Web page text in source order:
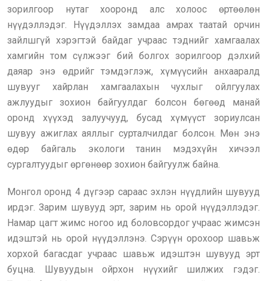
зорилгоор нутаг хооронд алс холоос өртөөлөн
нүүдэллэдэг. Нүүдэллэх замдаа амрах таатай орчин
зайлшгүй хэрэгтэй байдаг учраас тэднийг хамгаалах
хамгийн том сүлжээг бий болгох зорилгоор дэлхий
даяар энэ өдрийг тэмдэглэж, хүмүүсийн анхааралд
шувууг хайрлан хамгаалахын чухлыг ойлгуулах
ажлуудыг зохион байгуулдаг болсон бөгөөд манай
оронд хүүхэд залуучууд, бусад хүмүүст зориулсан
шувуу ажиглах аяллыг сурталчилдаг болсон. Мөн энэ
өдөр байгаль экологи танин мэдэхүйн хичээл
сургалтуудыг өргөнөөр зохион байгуулж байна.
Монгол оронд 4 дүгээр сараас эхлэн нүүдлийн шувууд
ирдэг. Зарим шувууд эрт, зарим нь орой нүүдэллэдэг.
Намар цагт жимс ногоо ид боловсордог учраас жимсэн
идэштэй нь орой нүүдэллэнэ. Сэрүүн орохоор шавьж
хорхой багасдаг учраас шавьж идэштэн шувууд эрт
буцна. Шувуудын ойрхон нүүхийг шилжих гэдэг.